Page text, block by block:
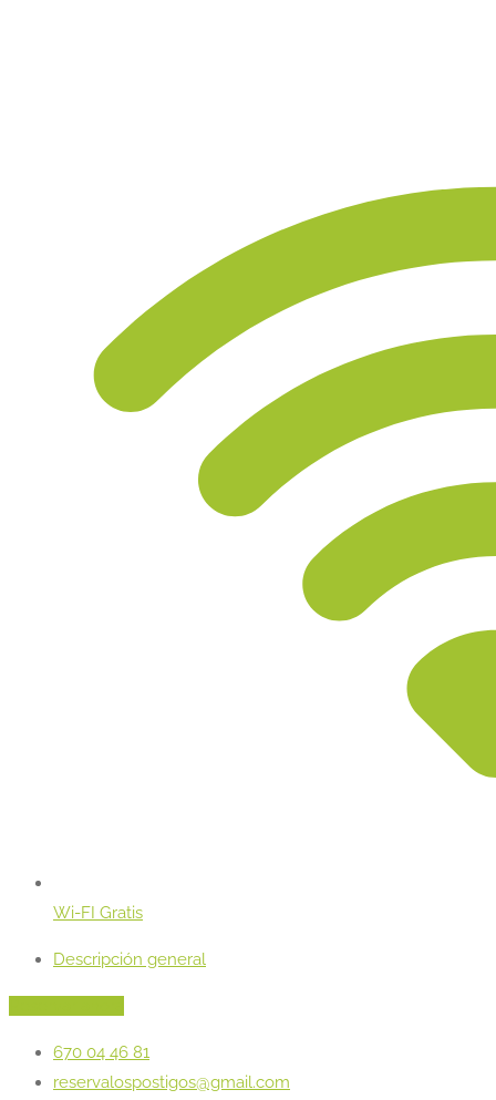
Wi-FI Gratis
Descripción general
670 04 46 81
reservalospostigos@gmail.com